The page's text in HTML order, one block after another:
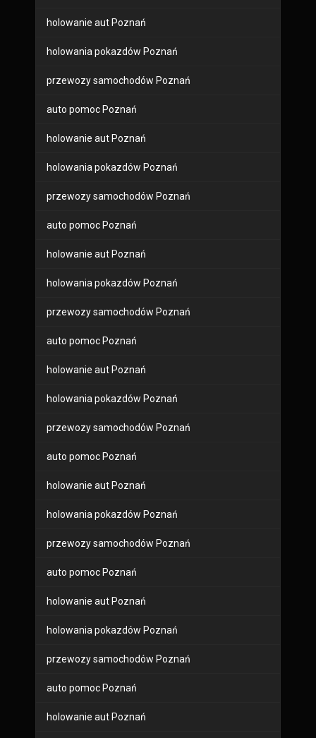
holowanie aut Poznań
holowania pokazdów Poznań
przewozy samochodów Poznań
auto pomoc Poznań
holowanie aut Poznań
holowania pokazdów Poznań
przewozy samochodów Poznań
auto pomoc Poznań
holowanie aut Poznań
holowania pokazdów Poznań
przewozy samochodów Poznań
auto pomoc Poznań
holowanie aut Poznań
holowania pokazdów Poznań
przewozy samochodów Poznań
auto pomoc Poznań
holowanie aut Poznań
holowania pokazdów Poznań
przewozy samochodów Poznań
auto pomoc Poznań
holowanie aut Poznań
holowania pokazdów Poznań
przewozy samochodów Poznań
auto pomoc Poznań
holowanie aut Poznań